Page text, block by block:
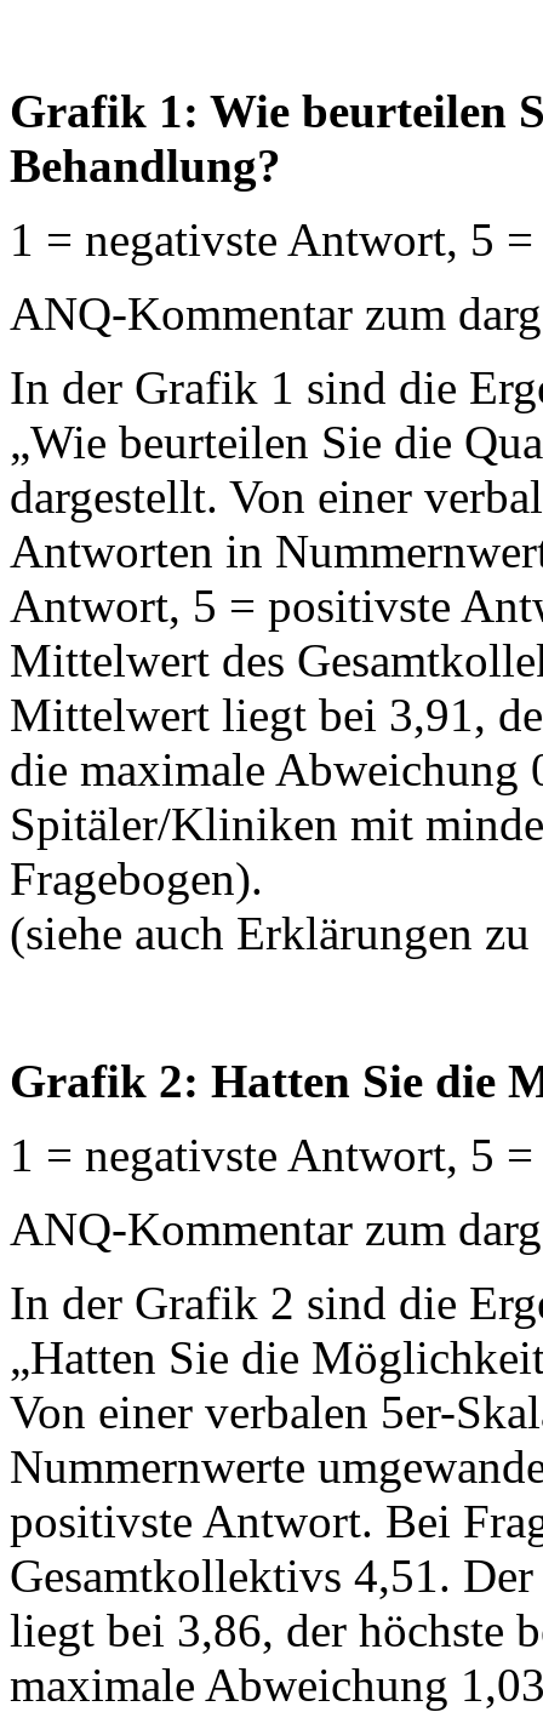
Grafik 1: Wie beurteilen
Behandlung?
1 = negativste Antwort, 5
ANQ-Kommentar zum
In der Grafik 1 sind die
„Wie beurteilen Sie die
dargestellt. Von einer
Antworten in
Antwort, 5 = positivste
Mittelwert des
Mittelwert liegt bei 3,91,
die maximale Abweichung
Spitäler/Kliniken mit
Fragebogen).
(siehe auch Erklärungen
Grafik 2: Hatten Sie die
1 = negativste Antwort, 5
ANQ-Kommentar zum
In der Grafik 2 sind die
„Hatten Sie die
Von einer verbalen 5er-
Nummernwerte
positivste Antwort. Bei
Gesamtkollektivs 4,51.
liegt bei 3,86, der höchste
maximale Abweichung